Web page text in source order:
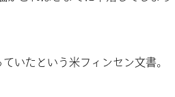
いたという米フィンセン文書。